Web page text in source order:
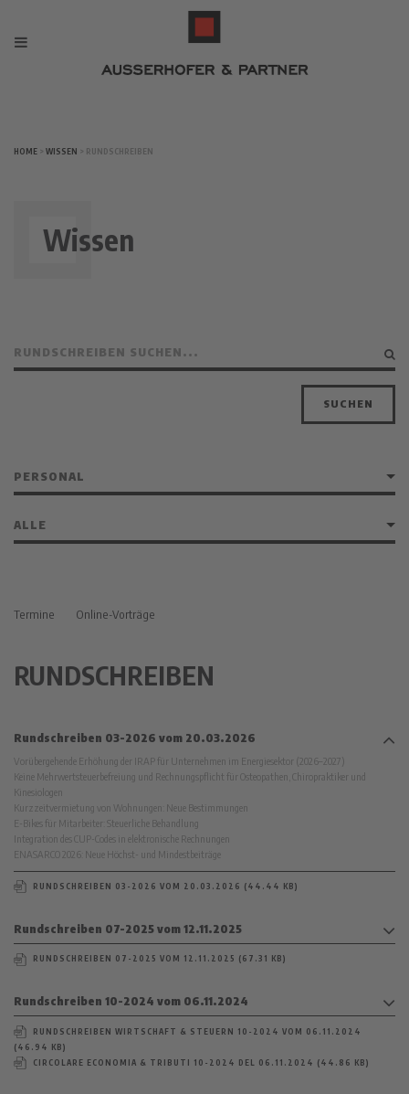
HOME > WISSEN > RUNDSCHREIBEN
Wissen
SUCHEN
Termine Online-Vorträge
RUNDSCHREIBEN
Rundschreiben 03-2026 vom 20.03.2026
Vorübergehende Erhöhung der IRAP für Unternehmen im Energiesektor (2026–2027)
Keine Mehrwertsteuerbefreiung und Rechnungspflicht für Osteopathen, Chiropraktiker und
Kinesiologen
Kurzzeitvermietung von Wohnungen: Neue Bestimmungen
E-Bikes für Mitarbeiter: Steuerliche Behandlung
Integration des CUP-Codes in elektronische Rechnungen
ENASARCO 2026: Neue Höchst- und Mindestbeiträge
RUNDSCHREIBEN 03-2026 VOM 20.03.2026 (44.44 KB)
Rundschreiben 07-2025 vom 12.11.2025
RUNDSCHREIBEN 07-2025 VOM 12.11.2025 (67.31 KB)
Rundschreiben 10-2024 vom 06.11.2024
RUNDSCHREIBEN WIRTSCHAFT & STEUERN 10-2024 VOM 06.11.2024
(46.94 KB)
CIRCOLARE ECONOMIA & TRIBUTI 10-2024 DEL 06.11.2024 (44.86 KB)